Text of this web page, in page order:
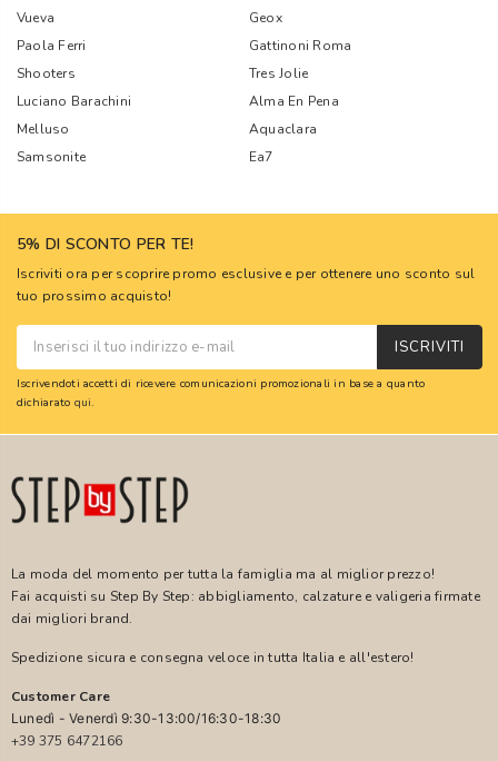
Vueva
Geox
Paola Ferri
Gattinoni Roma
Shooters
Tres Jolie
Luciano Barachini
Alma En Pena
Melluso
Aquaclara
Samsonite
Ea7
5% DI SCONTO PER TE!
Iscriviti ora per scoprire promo esclusive e per ottenere uno sconto sul
tuo prossimo acquisto!
ISCRIVITI
Iscrivendoti accetti di ricevere comunicazioni promozionali in base a quanto
dichiarato qui.
La moda del momento per tutta la famiglia ma al miglior prezzo!
Fai acquisti su Step By Step: abbigliamento, calzature e valigeria firmate
dai migliori brand.
Spedizione sicura e consegna veloce in tutta Italia e all'estero!
Customer Care
Lunedì - Venerdì 9:30-13:00/16:30-18:30
+39 375 6472166